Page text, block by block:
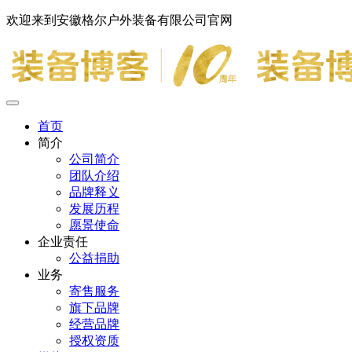
欢迎来到安徽格尔户外装备有限公司官网
首页
简介
公司简介
团队介绍
品牌释义
发展历程
愿景使命
企业责任
公益捐助
业务
寄售服务
旗下品牌
经营品牌
授权资质